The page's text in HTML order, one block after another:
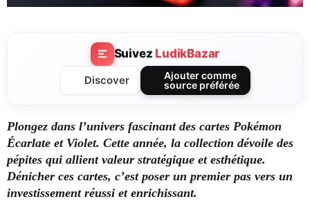
Suivez LudikBazar
Discover
Ajouter comme
source préférée
Plongez dans l’univers fascinant des cartes Pokémon
Écarlate et Violet. Cette année, la collection dévoile des
pépites qui allient valeur stratégique et esthétique.
Dénicher ces cartes, c’est poser un premier pas vers un
investissement réussi et enrichissant.